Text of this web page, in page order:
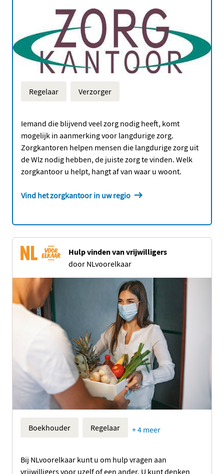
Regelaar Verzorger
Iemand die blijvend veel zorg nodig heeft, komt
mogelijk in aanmerking voor langdurige zorg.
Zorgkantoren helpen mensen die langdurige zorg uit
de Wlz nodig hebben, de juiste zorg te vinden. Welk
zorgkantoor u helpt, hangt af van waar u woont.
Vind het zorgkantoor in uw regio
Hulp vinden van vrijwilligers
door NLvoorelkaar
Boekhouder Regelaar + 4 meer
Bij NLvoorelkaar kunt u om hulp vragen aan
vrijwilligers voor uzelf of een ander. U kunt denken